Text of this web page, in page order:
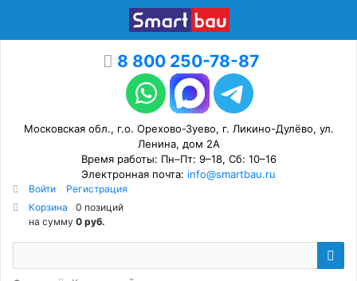
8 800 250-78-87
Московская обл., г.о. Орехово-Зуево, г. Ликино-Дулёво, ул.
Ленина, дом 2А
Время работы: Пн–Пт: 9–18, Сб: 10–16
Электронная почта: info@smartbau.ru
Войти
Регистрация
Корзина
0 позиций
на сумму 0 руб.